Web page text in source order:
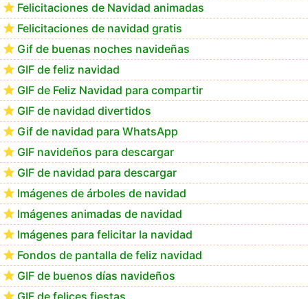
Gif para felicitar la Navidad
GIF de Feliz Navidad 2020
Felicitaciones de Navidad animadas
Felicitaciones de navidad gratis
Gif de buenas noches navideñas
GIF de feliz navidad
GIF de Feliz Navidad para compartir
GIF de navidad divertidos
Gif de navidad para WhatsApp
GIF navideños para descargar
GIF de navidad para descargar
Imágenes de árboles de navidad
Imágenes animadas de navidad
Imágenes para felicitar la navidad